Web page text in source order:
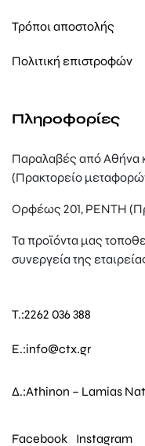
Τρόποι αποστολής
Πολιτική επιστροφών
Πληροφορίες
Παραλαβές από Αθήνα
(Πρακτορείο
Ορφέως 201, ΡΕΝΤΗ
Τα προϊόντα μας
συνεργεία της
T.:2262 036 388
E.:info@ctx.gr
Δ.:Athinon – Lamias
Facebook Instagram